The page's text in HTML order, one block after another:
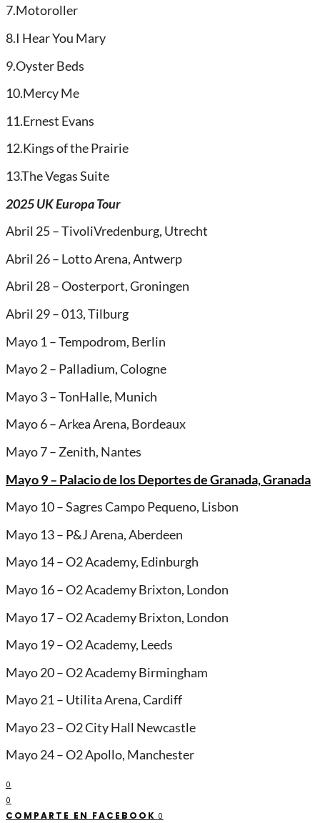
7.Motoroller
8.I Hear You Mary
9.Oyster Beds
10.Mercy Me
11.Ernest Evans
12.Kings of the Prairie
13.The Vegas Suite
2025 UK Europa Tour
Abril 25 – TivoliVredenburg, Utrecht
Abril 26 – Lotto Arena, Antwerp
Abril 28 – Oosterport, Groningen
Abril 29 – 013, Tilburg
Mayo 1 – Tempodrom, Berlin
Mayo 2 – Palladium, Cologne
Mayo 3 – TonHalle, Munich
Mayo 6 – Arkea Arena, Bordeaux
Mayo 7 – Zenith, Nantes
Mayo 9 – Palacio de los Deportes de Granada, Granada
Mayo 10 – Sagres Campo Pequeno, Lisbon
Mayo 13 – P&J Arena, Aberdeen
Mayo 14 – O2 Academy, Edinburgh
Mayo 16 – O2 Academy Brixton, London
Mayo 17 – O2 Academy Brixton, London
Mayo 19 – O2 Academy, Leeds
Mayo 20 – O2 Academy Birmingham
Mayo 21 – Utilita Arena, Cardiff
Mayo 23 – O2 City Hall Newcastle
Mayo 24 – O2 Apollo, Manchester
0
0
COMPARTE EN FACEBOOK 0